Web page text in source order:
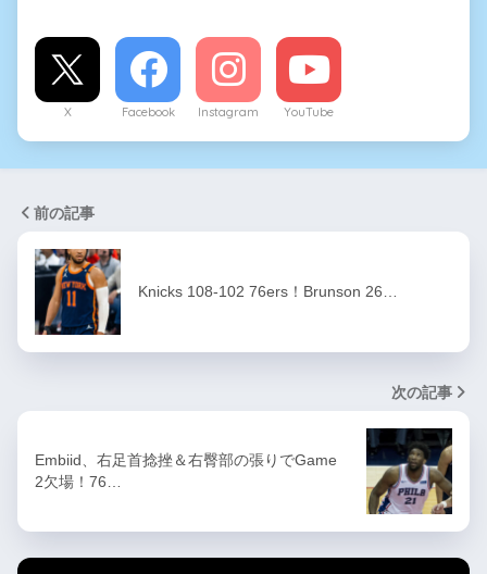
X Facebook Instagram YouTube
前の記事
Knicks 108-102 76ers！Brunson 26…
次の記事
Embiid、右足首捻挫＆右臀部の張りでGame
2欠場！76…